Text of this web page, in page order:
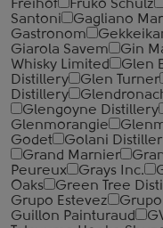
Freihof
Fruko Schulz
Santoni
Gagliano
Gastronom
Giarola Savem
Gin
Whisky Limited
Glen
Distillery
Glen Turner
Distillery
Glengoyne Distillery
Glenmorangie
Godet
Golani
Grand Marnier
Peureux
Grays Inc.
Oaks
Green Tree
Grupo Estevez
Guillon Painturaud